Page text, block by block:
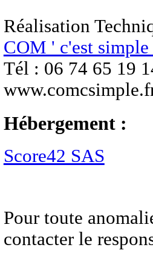
Réalisation
COM ' c'est
Tél : 06 74 65 19
Hébergement :
Score42 SAS
Pour toute
contacter le